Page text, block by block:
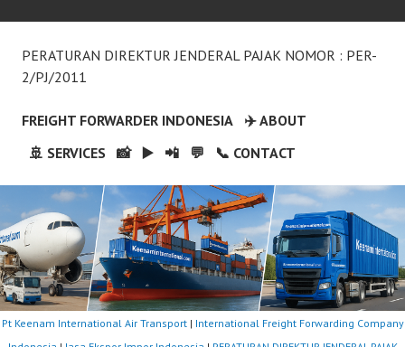
PERATURAN DIREKTUR JENDERAL PAJAK NOMOR : PER-
2/PJ/2011
FREIGHT FORWARDER INDONESIA
✈️ ABOUT
🚢 SERVICES
📸 ▶️ 📲 💬 📞 CONTACT
Pt Keenam International Air Transport| International Freight Forwarding Company